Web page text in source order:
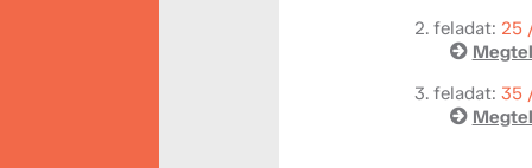
2. feladat: 25
3. feladat: 35